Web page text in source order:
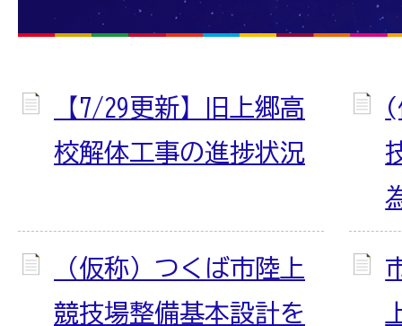
【7/29更新】旧上郷高
校解体工事の進捗状況
(
（仮称）つくば市陸上
競技場整備基本設計を